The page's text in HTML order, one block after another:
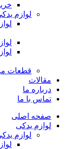
خرید و فروش
لوازم یدکی لیفتراک
لوازم یدکی
قطعات
لوازم یدکی
لوازم یدکی
قطعات
قطعات مینی بیل
ما
با ما
اصلی
یدکی
لوازم یدکی لودر
لوازم یدکی